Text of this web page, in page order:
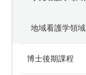
地域看護学領域
博士後期課程